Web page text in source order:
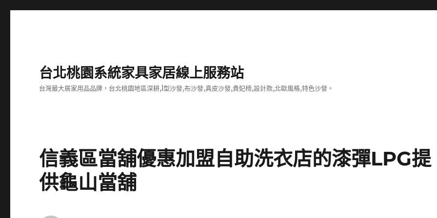
台北桃園系統家具家居線上服務站
台灣最大居家用品品牌，台北桃園地區深耕,l型沙發,布沙發,真皮沙發,貴妃椅,設計款,北歐風格,特色沙發。
信義區當舖優惠加盟自助洗衣店的漆彈LPG提
供龜山當舖